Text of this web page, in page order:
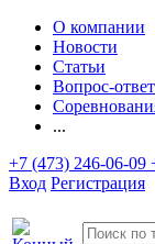
О компании
Новости
Статьи
Вопрос-ответ
...
+7 (473) 246-06-09
Вход Регистрация